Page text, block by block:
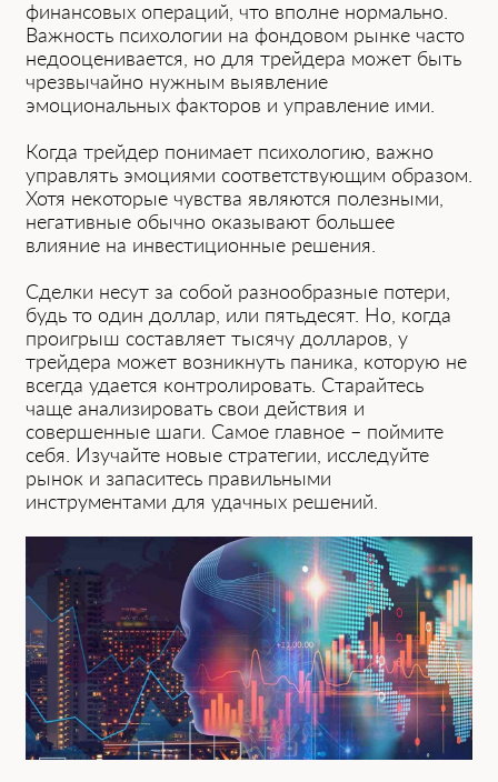
финансовых операций, что вполне нормально.
Важность психологии на фондовом рынке часто
недооценивается, но для трейдера может быть
чрезвычайно нужным выявление
эмоциональных факторов и управление ими.
Когда трейдер понимает психологию, важно
управлять эмоциями соответствующим образом.
Хотя некоторые чувства являются полезными,
негативные обычно оказывают большее
влияние на инвестиционные решения.
Сделки несут за собой разнообразные потери,
будь то один доллар, или пятьдесят. Но, когда
проигрыш составляет тысячу долларов, у
трейдера может возникнуть паника, которую не
всегда удается контролировать. Старайтесь
чаще анализировать свои действия и
совершенные шаги. Самое главное – поймите
себя. Изучайте новые стратегии, исследуйте
рынок и запаситесь правильными
инструментами для удачных решений.